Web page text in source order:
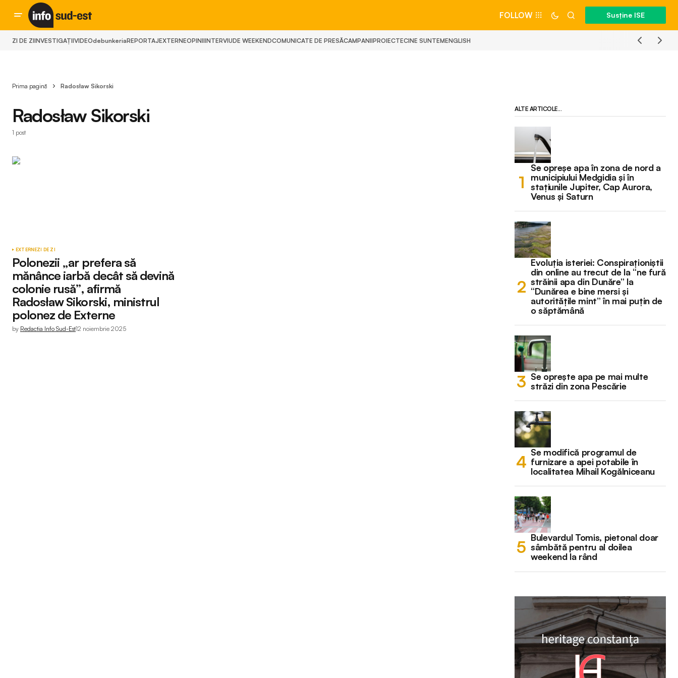
FOLLOW Susține ISE
ZI DE ZIINVESTIGAȚIIVIDEOdebunkeriaREPORTAJEXTERNEOPINIIINTERVIUDE WEEKENDCOMUNICATE DE PRESĂCAMPANIIPROIECTECINE SUNTEMENGLISH
Prima pagină Radosław Sikorski
Radosław Sikorski
1 post
EXTERNEZI DE ZI
Polonezii „ar prefera să
mănânce iarbă decât să devină
colonie rusă”, afirmă
Radosław Sikorski, ministrul
polonez de Externe
by Redactia Info Sud-Est12 noiembrie 2025
ALTE ARTICOLE...
Se opreșe apa în zona de nord a
municipiului Medgidia și în
stațiunile Jupiter, Cap Aurora,
Venus și Saturn
Evoluția isteriei: Conspiraționiștii
din online au trecut de la “ne fură
străinii apa din Dunăre” la
“Dunărea e bine mersi și
autoritățile mint” în mai puțin de
o săptămână
Se oprește apa pe mai multe
străzi din zona Pescărie
Se modifică programul de
furnizare a apei potabile în
localitatea Mihail Kogălniceanu
Bulevardul Tomis, pietonal doar
sâmbătă pentru al doilea
weekend la rând